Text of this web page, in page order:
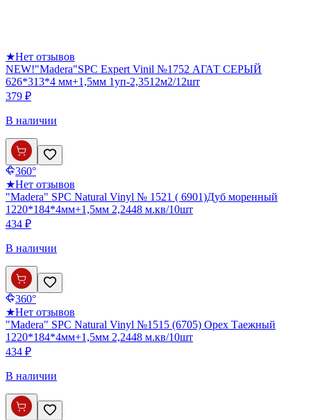
★Нет отзывов
NEW!"Madera"SPC Expert Vinil №1752 АГАТ СЕРЫЙ
626*313*4 мм+1,5мм 1уп-2,3512м2/12шт
379 ₽
В наличии
360°
★Нет отзывов
"Madera" SPC Natural Vinyl № 1521 ( 6901)Дуб моренный
1220*184*4мм+1,5мм 2,2448 м.кв/10шт
434 ₽
В наличии
360°
★Нет отзывов
"Madera" SPC Natural Vinyl №1515 (6705) Орех Таежный
1220*184*4мм+1,5мм 2,2448 м.кв/10шт
434 ₽
В наличии